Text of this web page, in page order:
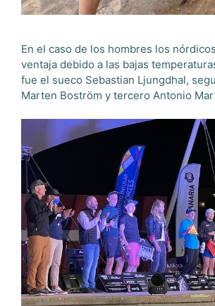
En el caso de los hombres los
ventaja debido a las bajas
fue el sueco Sebastian Ljungdhal,
Marten Boström y tercero Antonio